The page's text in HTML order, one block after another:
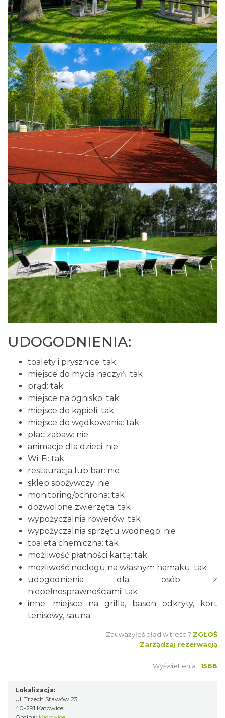
UDOGODNIENIA:
toalety i prysznice: tak
miejsce do mycia naczyń: tak
prąd: tak
miejsce na ognisko: tak
miejsce do kąpieli: tak
miejsce do wędkowania: tak
plac zabaw: nie
animacje dla dzieci: nie
Wi-Fi: tak
restauracja lub bar: nie
sklep spożywczy: nie
monitoring/ochrona: tak
dozwolone zwierzęta: tak
wypożyczalnia rowerów: tak
wypożyczalnia sprzętu wodnego: nie
toaleta chemiczna: tak
możliwość płatności kartą: tak
możliwość noclegu na własnym hamaku: tak
udogodnienia dla osób z
niepełnosprawnościami: tak
inne: miejsce na grilla, basen odkryty, kort
tenisowy, sauna
Zauważyłeś błąd w treści? ZGŁOŚ
Zarządzaj rezerwacją
Wyświetlenia: 1568
Lokalizacja:
Ul. Trzech Stawów 23
40-291 Katowice